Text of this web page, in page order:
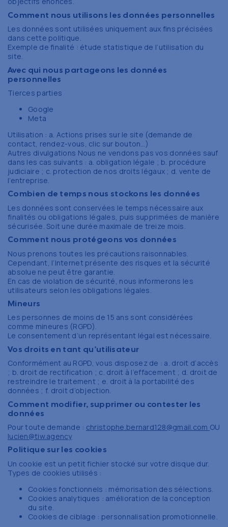
Comment nous utilisons les données personnelles
Les données sont utilisées uniquement aux fins précisées
dans cette politique.
Exemple de finalité : étude statistique de l’utilisation du
site.
Avec qui nous partageons les données
personnelles
Tierces parties
Google
Meta
Utilisation : a. Actions prises sur le site (demande de
contact, rendez-vous, clic sur bouton…)
Autres divulgations Nous ne vendons pas vos données sauf
dans les cas suivants : a. obligation légale ; b. procédure
judiciaire ; c. protection de nos droits légaux ; d. vente de
l’entreprise.
Combien de temps nous stockons les données
Les données sont conservées le temps nécessaire aux
finalités ou obligations légales, puis supprimées de manière
sécurisée. Soit une durée maximale de treize mois.
Comment nous protégeons vos données
Nous prenons toutes les précautions raisonnables.
Cependant, l’Internet présente des risques et la sécurité
absolue ne peut être garantie.
En cas de violation de sécurité, nous informerons les
utilisateurs selon les obligations légales.
Mineurs
Les personnes de moins de 15 ans sont considérées
comme mineures (RGPD).
Le consentement d’un représentant légal est nécessaire.
Vos droits en tant qu’utilisateur
Conformément au RGPD, vous disposez de : a. droit d’accès
; b. droit de rectification ; c. droit à l’effacement ; d. droit de
restreindre le traitement ; e. droit à la portabilité des
données ; f. droit d’objection.
Comment modifier, supprimer ou contester les
données
Pour toute demande : christophe.bernard128@gmail.com OU
lucien@tiw.agency
Politique sur les cookies
Un cookie est un petit fichier stocké sur votre disque dur.
Types de cookies utilisés :
Cookies fonctionnels : mémorisation des sélections.
Cookies analytiques : amélioration de la conception
du site.
Cookies de ciblage : personnalisation promotionnelle.